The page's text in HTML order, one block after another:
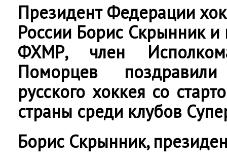
Президент Федерации
России Борис Скрынник
ФХМР, член
Поморцев
русского хоккея со
страны среди клубов
Борис Скрынник,